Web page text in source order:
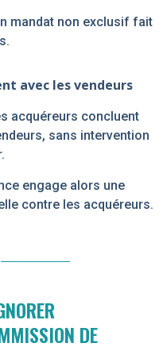
mandat non exclusif fait
avec les vendeurs
acquéreurs concluent
sans intervention
engage alors une
contre les acquéreurs.
DE